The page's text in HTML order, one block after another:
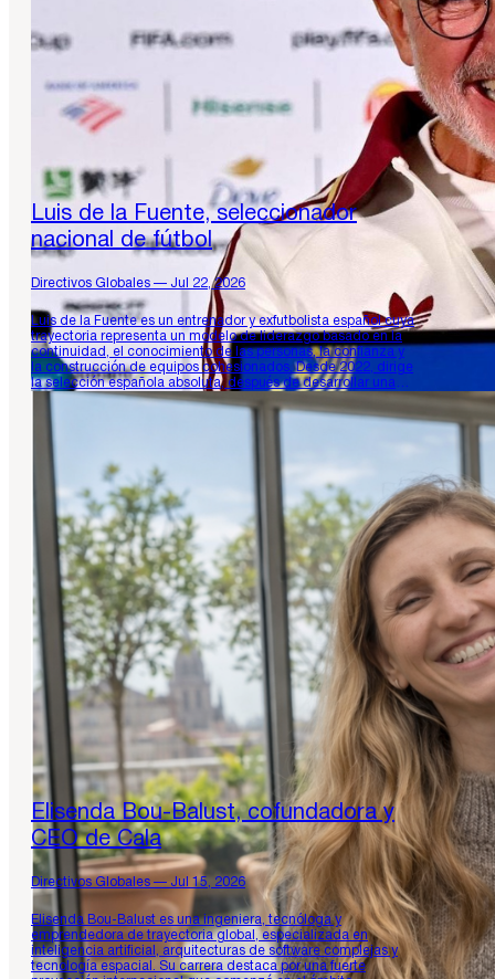
Luis de la Fuente, seleccionador
nacional de fútbol
Directivos Globales — Jul 22, 2026
Luis de la Fuente es un entrenador y exfutbolista español cuya
trayectoria representa un modelo de liderazgo basado en la
continuidad, el conocimiento de las personas, la confianza y
la construcción de equipos cohesionados. Desde 2022, dirige
la selección española absoluta, después de desarrollar una
prolongada labor en las categorías inferiores de la Real
Elisenda Bou-Balust, cofundadora y
CEO de Cala
Directivos Globales — Jul 15, 2026
Elisenda Bou-Balust es una ingeniera, tecnóloga y
emprendedora de trayectoria global, especializada en
inteligencia artificial, arquitecturas de software complejas y
tecnología espacial. Su carrera destaca por una fuerte